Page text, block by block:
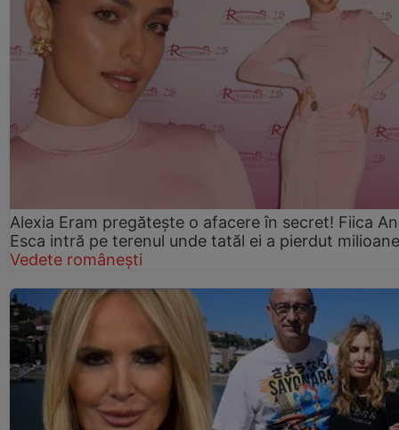
Alexia Eram pregătește o afacere în secret! Fiica
Esca intră pe terenul unde tatăl ei a pierdut milioane
Vedete românești